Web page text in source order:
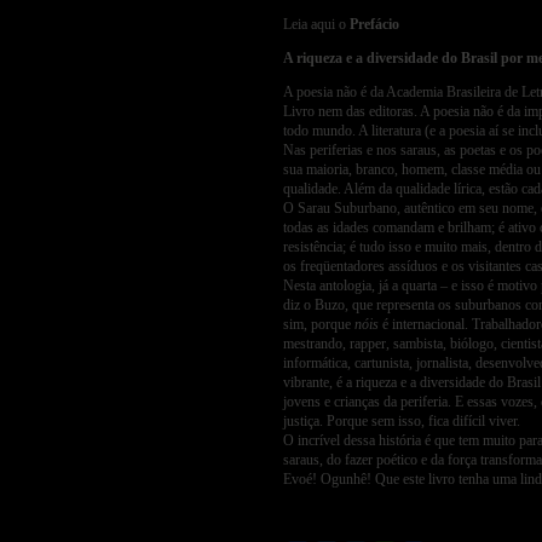
Leia aqui o Prefácio
A riqueza e a diversidade do Brasil por
A poesia não é da Academia Brasileira de
Livro nem das editoras. A poesia não é da
todo mundo. A literatura (e a poesia aí se
Nas periferias e nos saraus, as poetas e os
sua maioria, branco, homem, classe média
qualidade. Além da qualidade lírica, estão
O Sarau Suburbano, autêntico em seu
todas as idades comandam e brilham; é
resistência; é tudo isso e muito mais, dentro
os freqüentadores assíduos e os visitantes
Nesta antologia, já a quarta – e isso é
diz o Buzo, que representa os suburbanos
sim, porque nóis é internacional.
mestrando, rapper, sambista, biólogo,
informática, cartunista, jornalista,
vibrante, é a riqueza e a diversidade do
jovens e crianças da periferia. E essas
justiça. Porque sem isso, fica difícil viver.
O incrível dessa história é que tem muito
saraus, do fazer poético e da força
Evoé! Ogunhê! Que este livro tenha uma